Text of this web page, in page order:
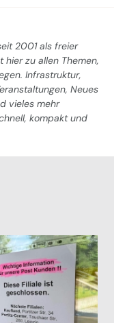
2001 als freier
zu allen Themen,
Infrastruktur,
Neues
vieles mehr
kompakt und